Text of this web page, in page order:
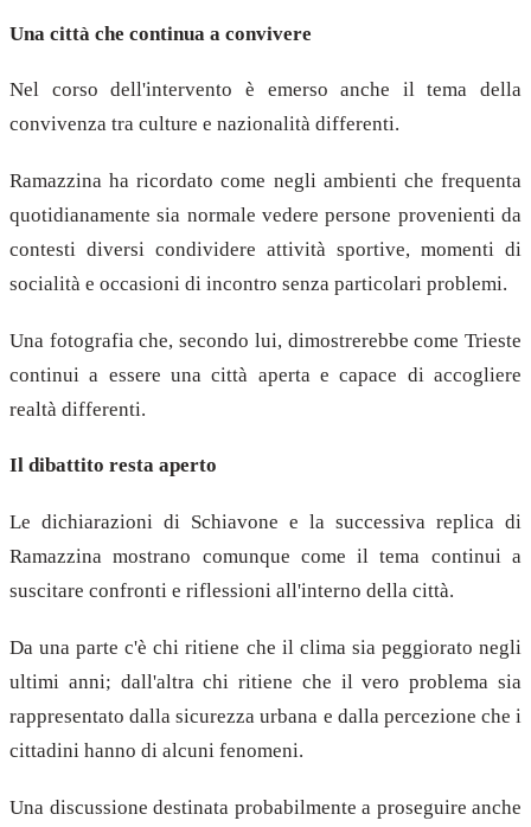
Una città che continua a convivere
Nel corso dell'intervento è emerso anche il tema della
convivenza tra culture e nazionalità differenti.
Ramazzina ha ricordato come negli ambienti che frequenta
quotidianamente sia normale vedere persone provenienti da
contesti diversi condividere attività sportive, momenti di
socialità e occasioni di incontro senza particolari problemi.
Una fotografia che, secondo lui, dimostrerebbe come Trieste
continui a essere una città aperta e capace di accogliere
realtà differenti.
Il dibattito resta aperto
Le dichiarazioni di Schiavone e la successiva replica di
Ramazzina mostrano comunque come il tema continui a
suscitare confronti e riflessioni all'interno della città.
Da una parte c'è chi ritiene che il clima sia peggiorato negli
ultimi anni; dall'altra chi ritiene che il vero problema sia
rappresentato dalla sicurezza urbana e dalla percezione che i
cittadini hanno di alcuni fenomeni.
Una discussione destinata probabilmente a proseguire anche